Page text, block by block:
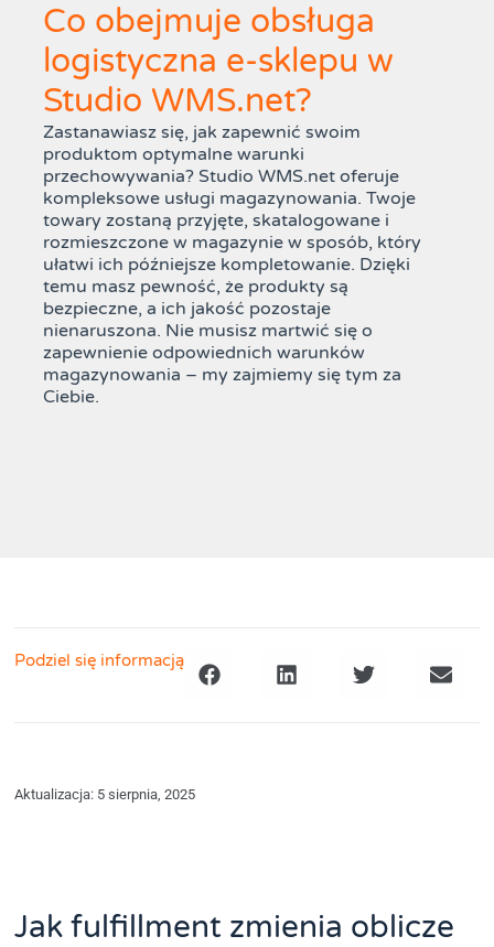
Co obejmuje obsługa
logistyczna e-sklepu w
Studio WMS.net?
Zastanawiasz się, jak zapewnić swoim
produktom optymalne warunki
przechowywania? Studio WMS.net oferuje
kompleksowe usługi magazynowania. Twoje
towary zostaną przyjęte, skatalogowane i
rozmieszczone w magazynie w sposób, który
ułatwi ich późniejsze kompletowanie. Dzięki
temu masz pewność, że produkty są
bezpieczne, a ich jakość pozostaje
nienaruszona. Nie musisz martwić się o
zapewnienie odpowiednich warunków
magazynowania – my zajmiemy się tym za
Ciebie.
Podziel się informacją
Aktualizacja: 5 sierpnia, 2025
Jak fulfillment zmienia oblicze